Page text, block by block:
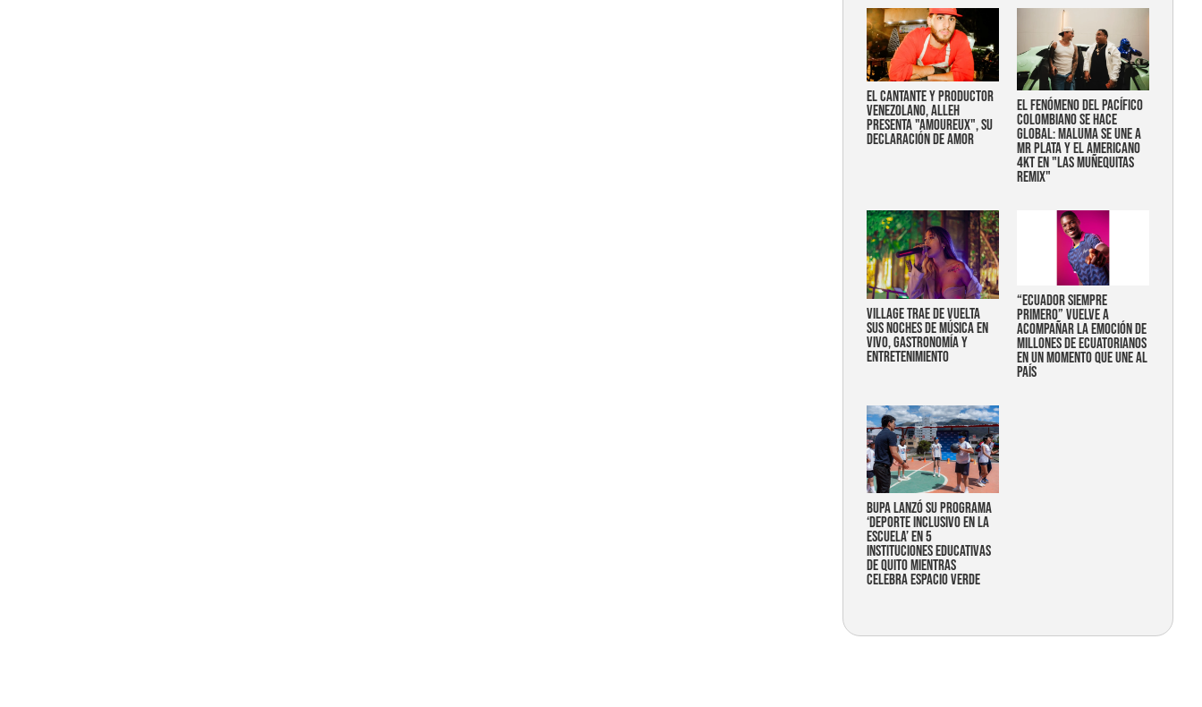
EL CANTANTE Y PRODUCTOR
VENEZOLANO, ALLEH
PRESENTA "AMOUREUX", SU
DECLARACIÓN DE AMOR
EL FENÓMENO DEL PACÍFICO
COLOMBIANO SE HACE
GLOBAL: MALUMA SE UNE A
MR PLATA Y EL AMERICANO
4KT EN "LAS MUÑEQUITAS
REMIX"
Village trae de vuelta
sus noches de música en
vivo, gastronomía y
entretenimiento
“Ecuador siempre
primero” vuelve a
acompañar la emoción de
millones de ecuatorianos
en un momento que une al
país
Bupa lanzó su programa
‘Deporte Inclusivo en la
Escuela’ en 5
instituciones educativas
de Quito mientras
celebra espacio verde